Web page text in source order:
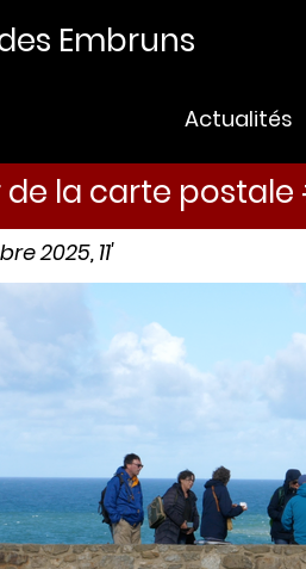
Embruns
Actualités
de la carte
2025, 11'